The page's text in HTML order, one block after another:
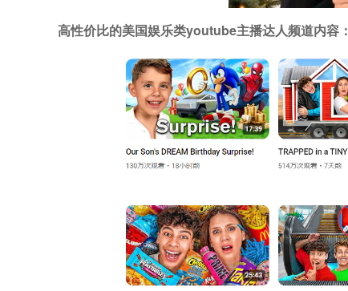
高性价比的美国娱乐类youtube主播达人频道内容：